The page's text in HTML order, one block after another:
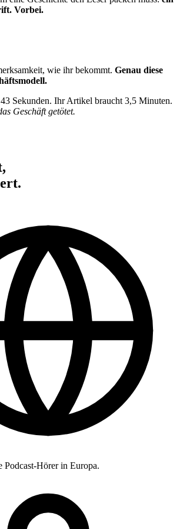
Vorbei.
wie ihr bekommt. Genau diese
Sekunden. Ihr Artikel braucht 3,5 Minuten.
Geschäft getötet.
Podcast-Hörer in Europa.